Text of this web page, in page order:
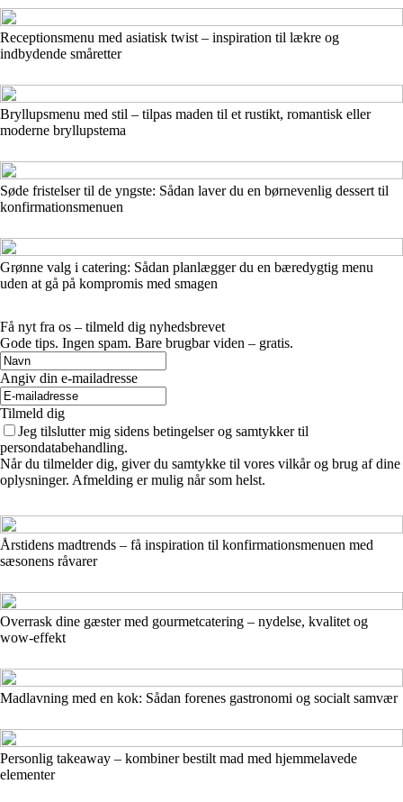
Receptionsmenu med asiatisk twist – inspiration til lækre og
indbydende småretter
Bryllupsmenu med stil – tilpas maden til et rustikt, romantisk eller
moderne bryllupstema
Søde fristelser til de yngste: Sådan laver du en børnevenlig dessert til
konfirmationsmenuen
Grønne valg i catering: Sådan planlægger du en bæredygtig menu
uden at gå på kompromis med smagen
Få nyt fra os – tilmeld dig nyhedsbrevet
Gode tips. Ingen spam. Bare brugbar viden – gratis.
Angiv din e-mailadresse
Tilmeld dig
Jeg tilslutter mig sidens betingelser og samtykker til
persondatabehandling.
Når du tilmelder dig, giver du samtykke til vores vilkår og brug af dine
oplysninger. Afmelding er mulig når som helst.
Årstidens madtrends – få inspiration til konfirmationsmenuen med
sæsonens råvarer
Overrask dine gæster med gourmetcatering – nydelse, kvalitet og
wow-effekt
Madlavning med en kok: Sådan forenes gastronomi og socialt samvær
Personlig takeaway – kombiner bestilt mad med hjemmelavede
elementer